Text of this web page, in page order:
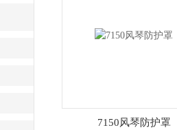
7150风琴防护罩